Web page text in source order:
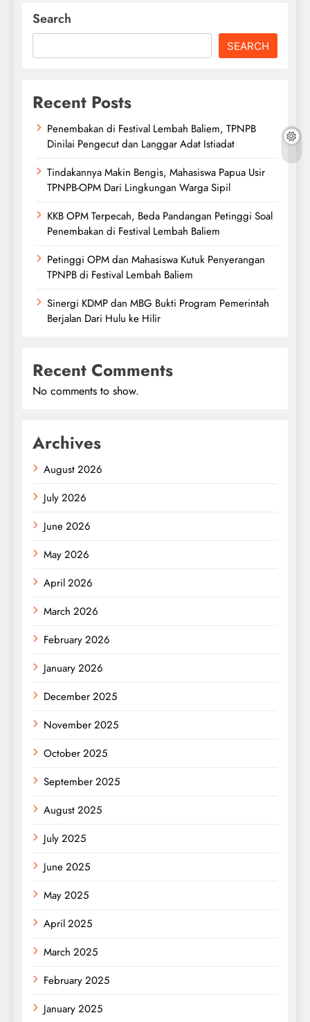
Search
SEARCH
Recent Posts
Penembakan di Festival Lembah Baliem, TPNPB
Dinilai Pengecut dan Langgar Adat Istiadat
Tindakannya Makin Bengis, Mahasiswa Papua Usir
TPNPB-OPM Dari Lingkungan Warga Sipil
KKB OPM Terpecah, Beda Pandangan Petinggi Soal
Penembakan di Festival Lembah Baliem
Petinggi OPM dan Mahasiswa Kutuk Penyerangan
TPNPB di Festival Lembah Baliem
Sinergi KDMP dan MBG Bukti Program Pemerintah
Berjalan Dari Hulu ke Hilir
Recent Comments
No comments to show.
Archives
August 2026
July 2026
June 2026
May 2026
April 2026
March 2026
February 2026
January 2026
December 2025
November 2025
October 2025
September 2025
August 2025
July 2025
June 2025
May 2025
April 2025
March 2025
February 2025
January 2025